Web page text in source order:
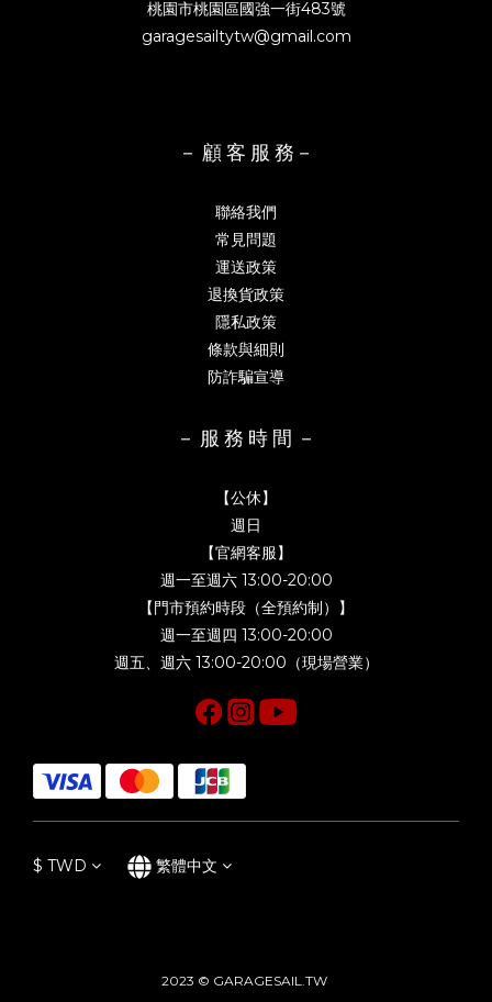
桃園市桃園區國強一街483號
garagesailtytw@gmail.com
－ 顧 客 服 務－
聯絡我們
常見問題
運送政策
退換貨政策
隱私政策
條款與細則
防詐騙宣導
－ 服 務 時 間 －
【公休】
週日
【官網客服】
週一至週六 13:00-20:00
【門市預約時段（全預約制）】
週一至週四 13:00-20:00
週五、週六 13:00-20:00（現場營業）
$ TWD 繁體中文
2023 © GARAGESAIL.TW